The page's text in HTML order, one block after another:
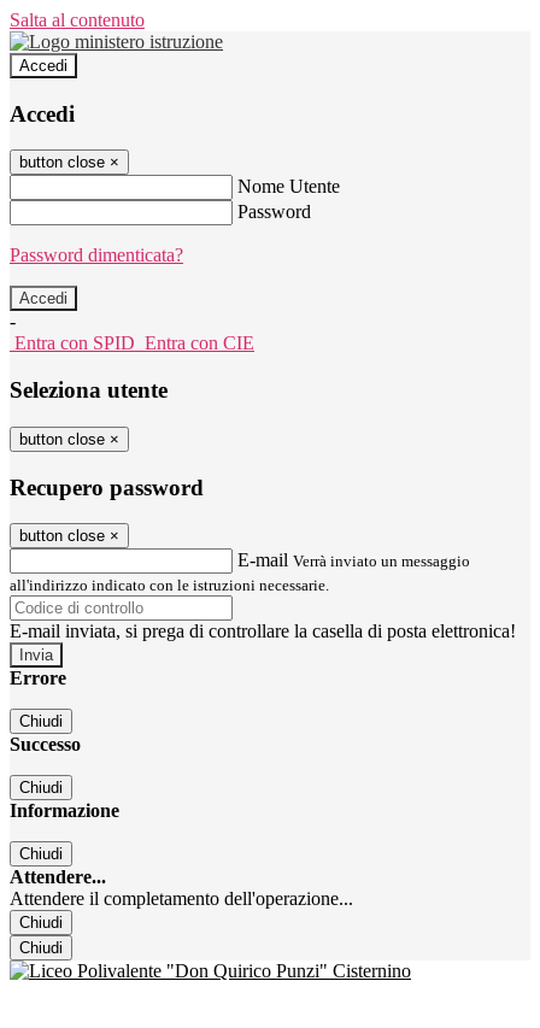
Salta al contenuto
Accedi
Accedi
button close ×
Nome Utente
Password
Password dimenticata?
-
Entra con SPID Entra con CIE
Seleziona utente
button close ×
Recupero password
button close ×
E-mail Verrà inviato un messaggio
all'indirizzo indicato con le istruzioni necessarie.
E-mail inviata, si prega di controllare la casella di posta elettronica!
Errore
Chiudi
Successo
Chiudi
Informazione
Chiudi
Attendere...
Attendere il completamento dell'operazione...
Chiudi
Chiudi